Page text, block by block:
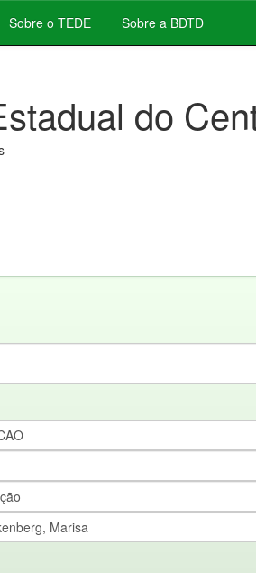
Sobre o TEDE Sobre a BDTD
do